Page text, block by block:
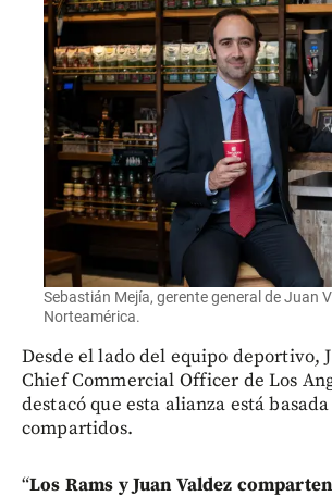
Sebastián Mejía, gerente general de Juan
Norteamérica.
Desde el lado del equipo deportivo,
Chief Commercial Officer de Los
destacó que esta alianza está
compartidos.
“Los Rams y Juan Valdez